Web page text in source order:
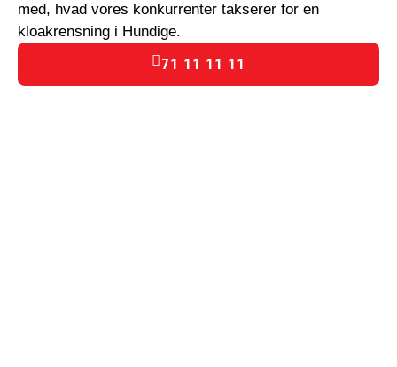
med, hvad vores konkurrenter takserer for en
kloakrensning i Hundige.
71 11 11 11